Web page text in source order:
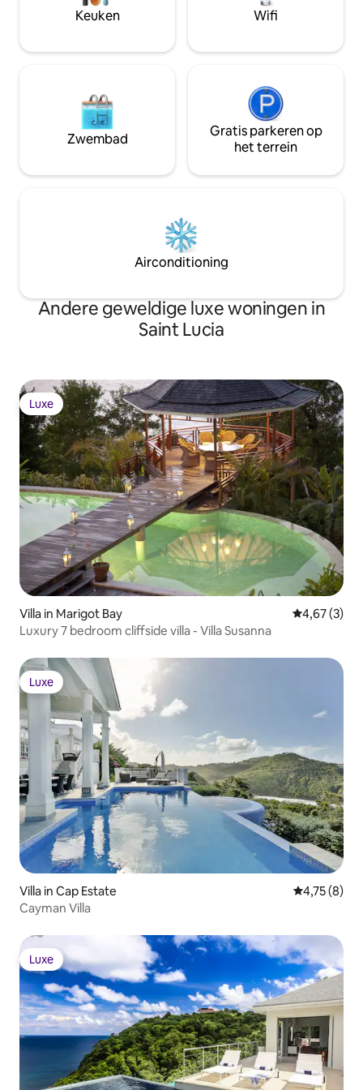
Keuken Wifi
Zwembad
Gratis parkeren op
het terrein
Airconditioning
Andere geweldige luxe woningen in
Saint Lucia
Luxe
Luxe
Villa in Marigot Bay
4,67 (3)
Luxury 7 bedroom cliffside villa - Villa Susanna
Luxe
Luxe
Villa in Cap Estate
4,75 (8)
Cayman Villa
Luxe
Luxe